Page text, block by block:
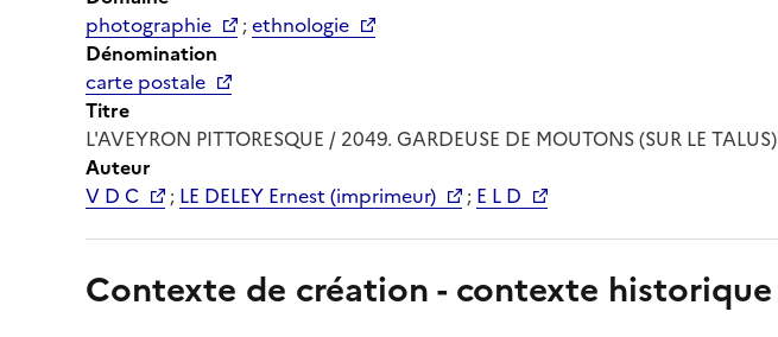
photographie
;ethnologie
Dénomination
carte postale
Titre
L'AVEYRON PITTORESQUE / 2049. GARDEUSE DE MOUTONS (SUR LE TALUS)
Auteur
V D C
; LE DELEY Ernest (imprimeur) ; E L D
Contexte de création - contexte historique